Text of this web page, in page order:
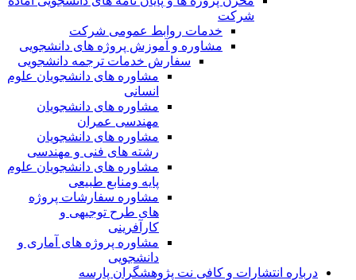
شرکت
خدمات روابط عمومی شرکت
مشاوره و آموزش پروژه های دانشجویی
سفارش خدمات ترجمه دانشجویی
مشاوره های دانشجویان علوم
انسانی
مشاوره های دانشجویان
مهندسی عمران
مشاوره های دانشجویان
رشته های فنی و مهندسی
مشاوره های دانشجویان علوم
پایه ومنابع طبیعی
مشاوره سفارشات پروژه
های طرح توجیهی و
کارآفرینی
مشاوره پروژه های آماری و
دانشجویی
درباره انتشارات و کافی نت پژوهشگران پارسه